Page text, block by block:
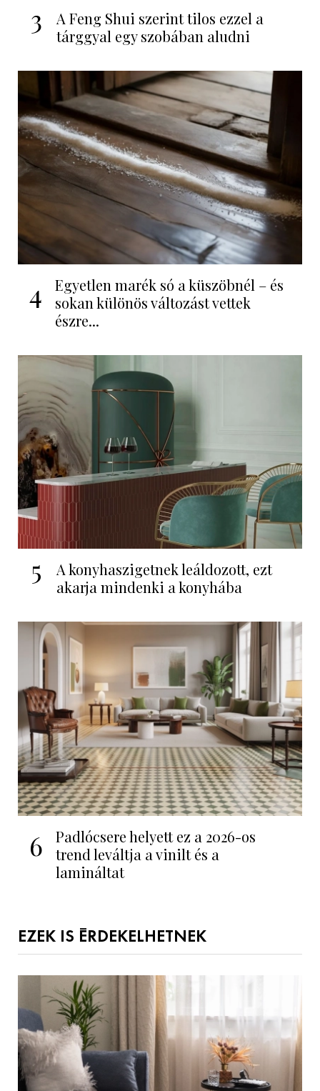
3
A Feng Shui szerint tilos ezzel a
tárggyal egy szobában aludni
4
Egyetlen marék só a küszöbnél – és
sokan különös változást vettek
észre...
5
A konyhaszigetnek leáldozott, ezt
akarja mindenki a konyhába
6
Padlócsere helyett ez a 2026-os
trend leváltja a vinilt és a
lamináltat
EZEK IS ÉRDEKELHETNEK